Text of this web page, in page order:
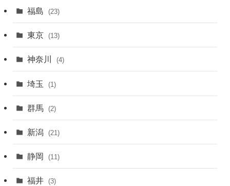
福島 (23)
東京 (13)
神奈川 (4)
埼玉 (1)
群馬 (2)
新潟 (21)
静岡 (11)
福井 (3)